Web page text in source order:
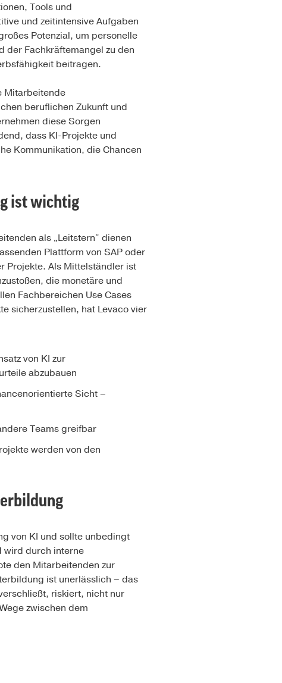
Tools und
und zeitintensive Aufgaben
Potenzial, um personelle
der Fachkräftemangel zu den
beitragen.
Mitarbeitende
beruflichen Zukunft und
diese Sorgen
dass KI-Projekte und
Kommunikation, die Chancen
ist wichtig
als „Leitstern“ dienen
Plattform von SAP oder
Projekte. Als Mittelständler ist
die monetäre und
Fachbereichen Use Cases
sicherzustellen, hat Levaco vier
von KI zur
abzubauen
Sicht –
Teams greifbar
werden von den
von KI und sollte unbedingt
wird durch interne
den Mitarbeitenden zur
ist unerlässlich – das
riskiert, nicht nur
zwischen dem